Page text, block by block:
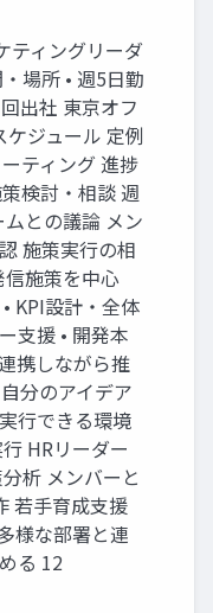
ティングリーダ
場所 • 週5日勤
出社 東京オフ
ジュール 定例
ティング 進捗
検討・相談 週
との議論 メン
施策実行の相
信施策を中心
KPI設計・全体
支援 • 開発本
携しながら推
分のアイデア
行できる環境
HRリーダー
析 メンバーと
若手育成支援
様な部署と連
る 12